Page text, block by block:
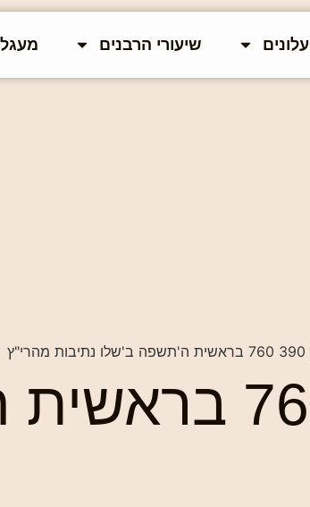
עלונים שיעורי הרבנים
שערי יצחק